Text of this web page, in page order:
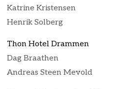
Katrine Kristensen
Henrik Solberg
Thon Hotel Drammen
Dag Braathen
Andreas Steen Mevold